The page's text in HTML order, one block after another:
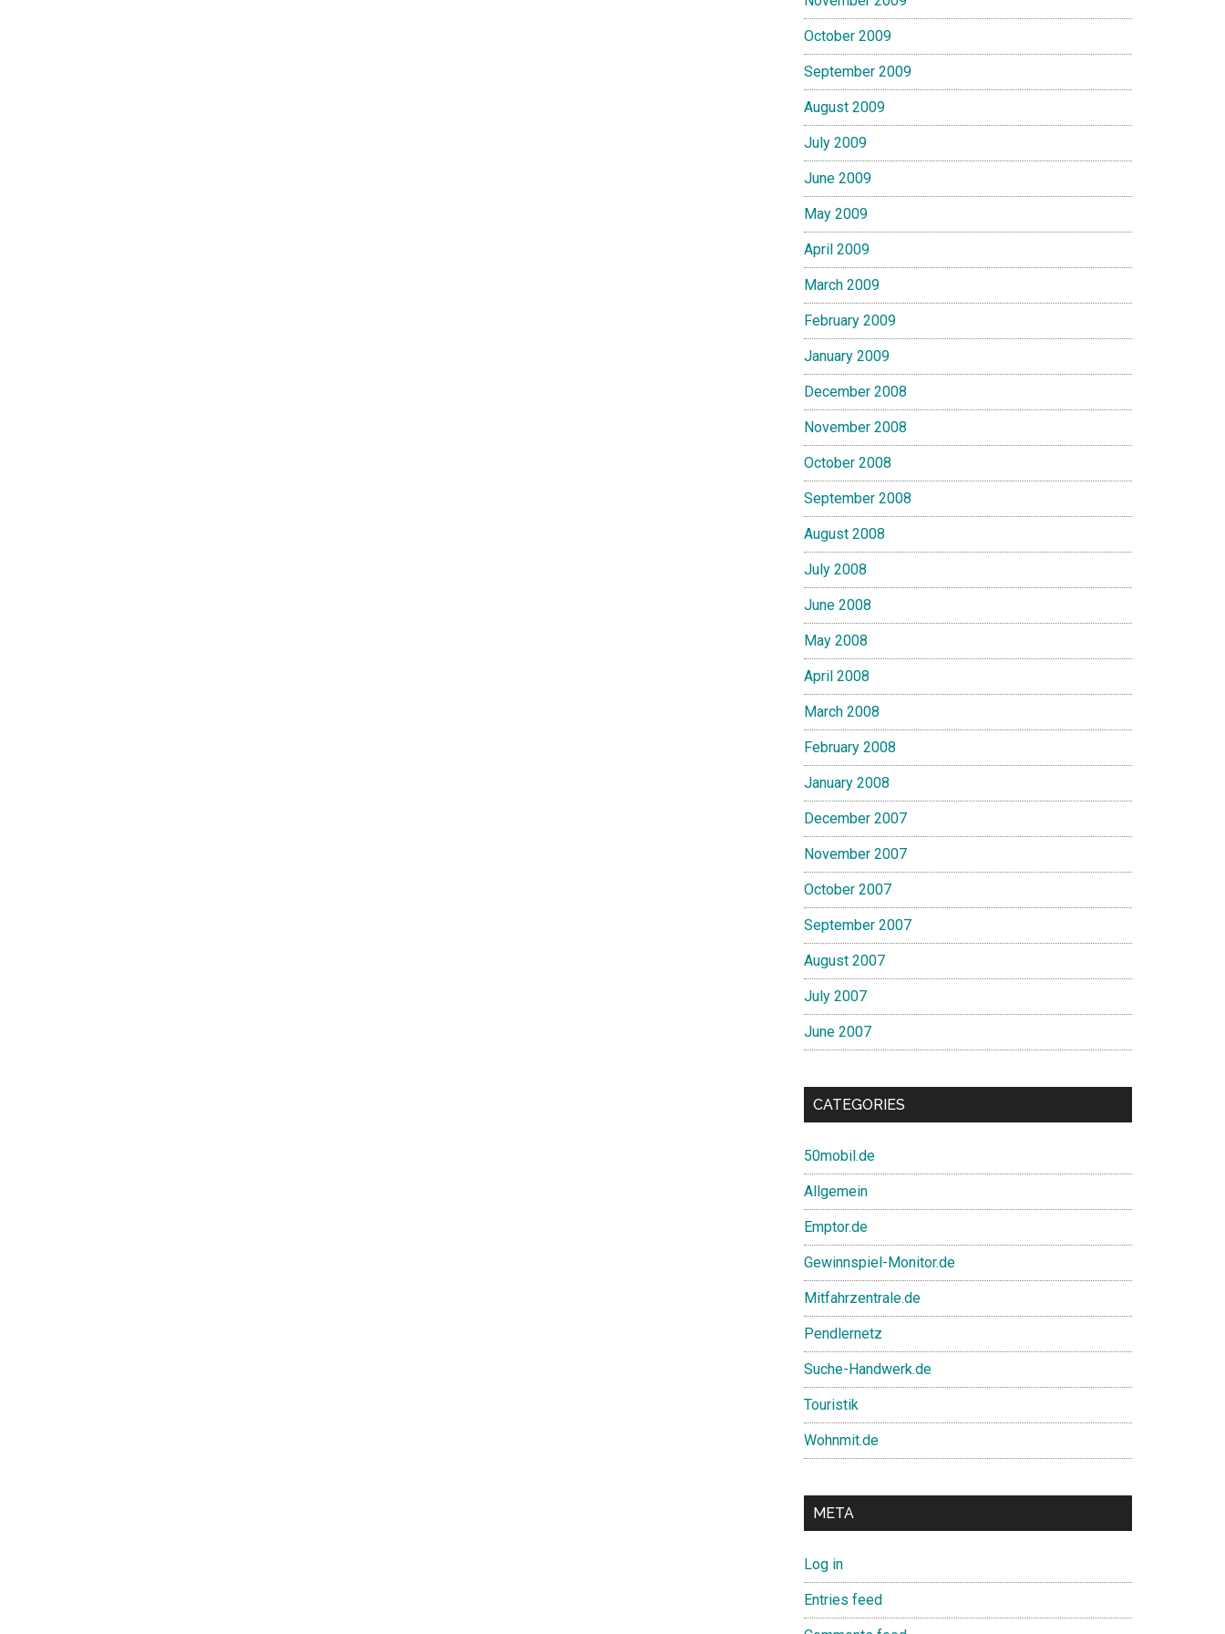
October 2009
September 2009
August 2009
July 2009
June 2009
May 2009
April 2009
March 2009
February 2009
January 2009
December 2008
November 2008
October 2008
September 2008
August 2008
July 2008
June 2008
May 2008
April 2008
March 2008
February 2008
January 2008
December 2007
November 2007
October 2007
September 2007
August 2007
July 2007
June 2007
CATEGORIES
50mobil.de
Allgemein
Emptor.de
Gewinnspiel-Monitor.de
Mitfahrzentrale.de
Pendlernetz
Suche-Handwerk.de
Touristik
Wohnmit.de
META
Log in
Entries feed